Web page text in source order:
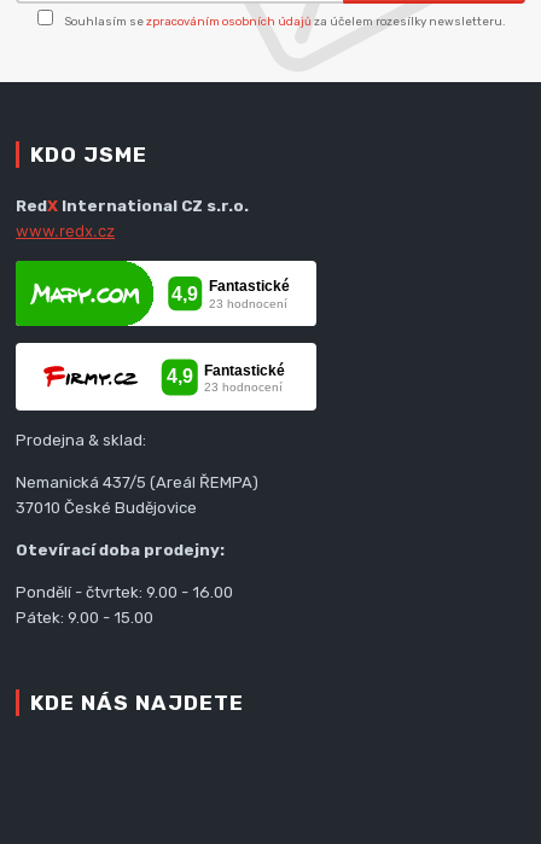
Souhlasím sezpracováním osobních údajů za účelem rozesílky newsletteru.
KDO JSME
RedX International CZ s.r.o.
www.redx.cz
Prodejna & sklad:
Nemanická 437/5 (Areál ŘEMPA)
37010 České Budějovice
Otevírací doba prodejny:
Pondělí - čtvrtek: 9.00 - 16.00
Pátek: 9.00 - 15.00
KDE NÁS NAJDETE